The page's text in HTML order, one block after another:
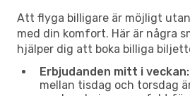
Att flyga billigare är möjligt
med din komfort. Här är några
hjälper dig att boka billiga
Erbjudanden mitt i veckan:
mellan tisdag och torsdag